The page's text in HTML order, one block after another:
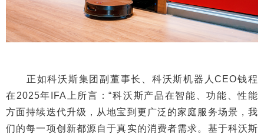
正如科沃斯集团副董事长、科沃斯机器人CEO钱程
在2025年IFA上所言：“科沃斯产品在智能、功能、性能
方面持续迭代升级，从地宝到更广泛的家庭服务场景，我
们的每一项创新都源自于真实的消费者需求。基于科沃斯